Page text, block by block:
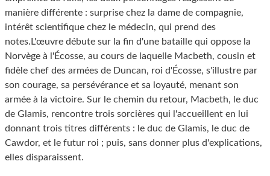
manière différente : surprise chez la dame de compagnie,
intérêt scientifique chez le médecin, qui prend des
notes.L'œuvre débute sur la fin d'une bataille qui oppose la
Norvège à l'Écosse, au cours de laquelle Macbeth, cousin et
fidèle chef des armées de Duncan, roi d'Écosse, s'illustre par
son courage, sa persévérance et sa loyauté, menant son
armée à la victoire. Sur le chemin du retour, Macbeth, le duc
de Glamis, rencontre trois sorcières qui l'accueillent en lui
donnant trois titres différents : le duc de Glamis, le duc de
Cawdor, et le futur roi ; puis, sans donner plus d'explications,
elles disparaissent.